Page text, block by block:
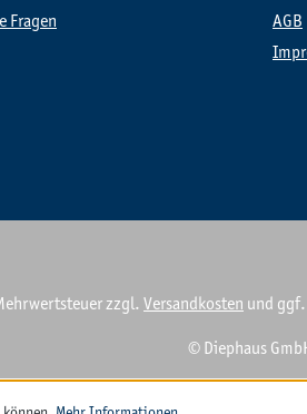
Fragen
AGB
zzgl. Versandkosten und
© Diephaus